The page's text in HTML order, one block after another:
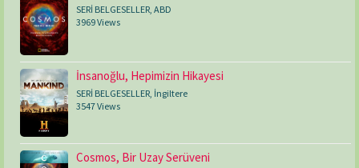
SERİ BELGESELLER ABD
3969 Views
İnsanoğlu, Hepimizin Hikayesi
SERİ BELGESELLER İngiltere
3547 Views
Cosmos, Bir Uzay Serüveni